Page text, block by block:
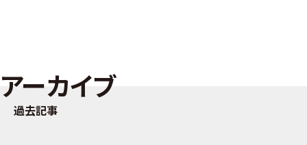
アーカイブ
過去記事